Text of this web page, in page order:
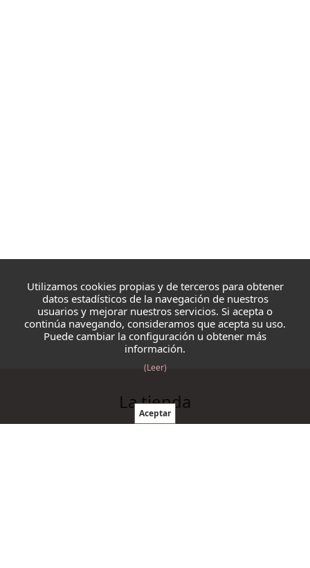
Utilizamos cookies propias y de terceros para obtener
datos estadísticos de la navegación de nuestros
usuarios y mejorar nuestros servicios. Si acepta o
continúa navegando, consideramos que acepta su uso.
Puede cambiar la configuración u obtener más
información.
(Leer)
La tienda
Blazmo